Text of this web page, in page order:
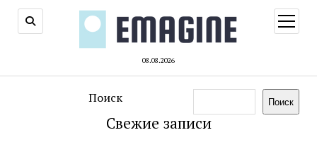
08.08.2026
меню
Поиск Поиск
Свежие записи